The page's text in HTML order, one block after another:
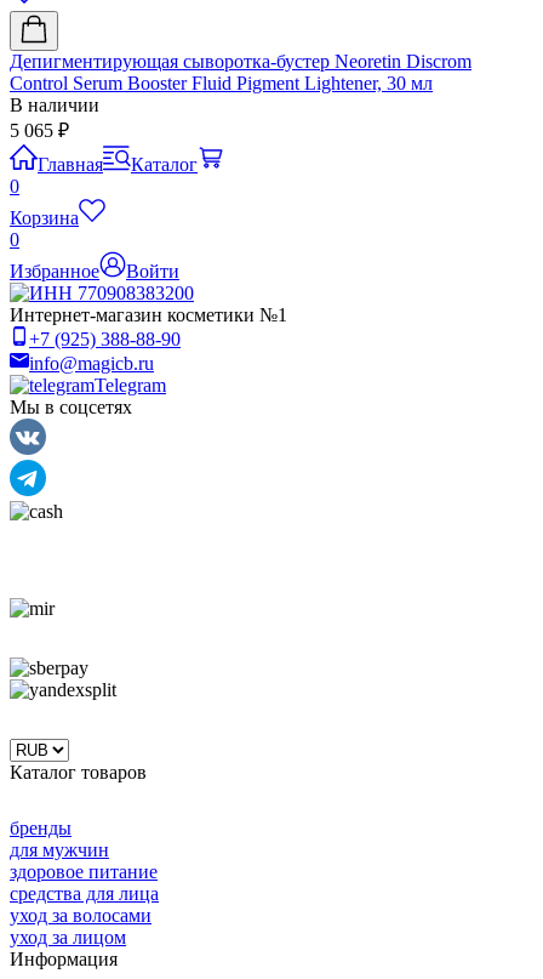
Депигментирующая сыворотка-бустер Neoretin Discrom
Control Serum Booster Fluid Pigment Lightener, 30 мл
В наличии
5 065 ₽
Главная
Каталог
0
Корзина
0
Избранное
Войти
Интернет-магазин косметики №1
+7 (925) 388-88-90
info@magicb.ru
Telegram
Мы в соцсетях
Каталог товаров
бренды
для мужчин
здоровое питание
средства для лица
уход за волосами
уход за лицом
Информация